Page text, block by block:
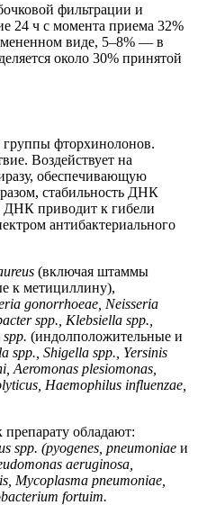
фильтрации и
24 ч с момента приема 32%
виде, 5–8% — в
около 30% принятой
группы фторхинолонов.
Воздействует на
обеспечивающую
стабильность ДНК
ДНК приводит к гибели
антибактериального
(включая штаммы
к метициллину),
gonorrhoeae, Neisseria
spp., Klebsiella spp.,
(индолположительные и
spp., Shigella spp., Yersinis
Aeromonas plesiomonas,
Haemophilus influenzae,
препарату обладают:
spp. (pyogenes, pneumoniae и
aeruginosa,
Mycoplasma pneumoniae,
fortuim.